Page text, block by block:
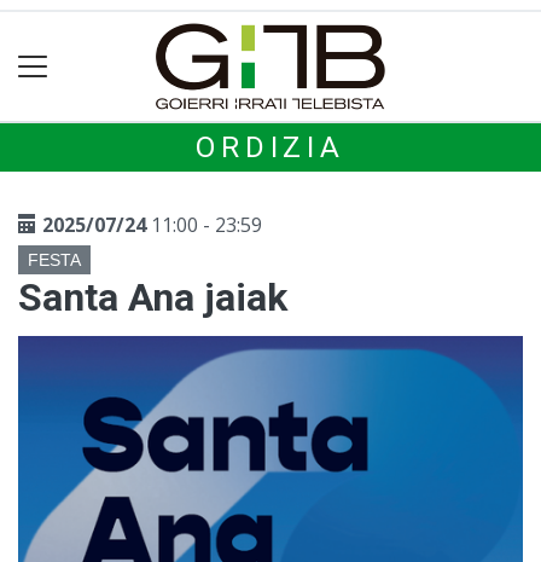
ORDIZIA
2025/07/2411:00 - 23:59
FESTA
Santa Ana jaiak